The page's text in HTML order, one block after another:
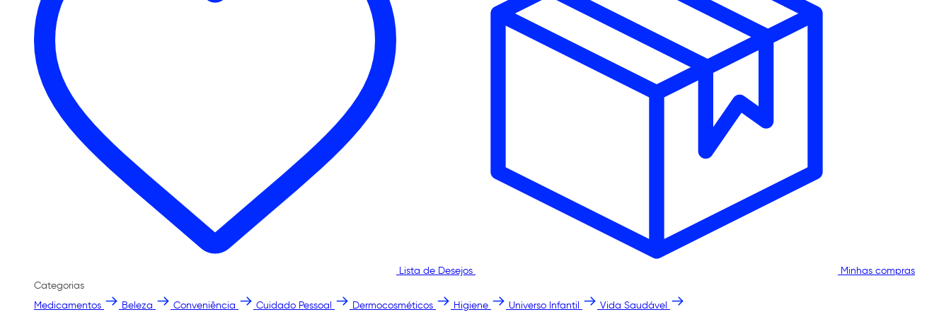
Lista de Desejos
Minhas compras
Categorias
Medicamentos
Beleza Conveniência Cuidado Pessoal Dermocosméticos Higiene Universo Infantil Vida Saudável